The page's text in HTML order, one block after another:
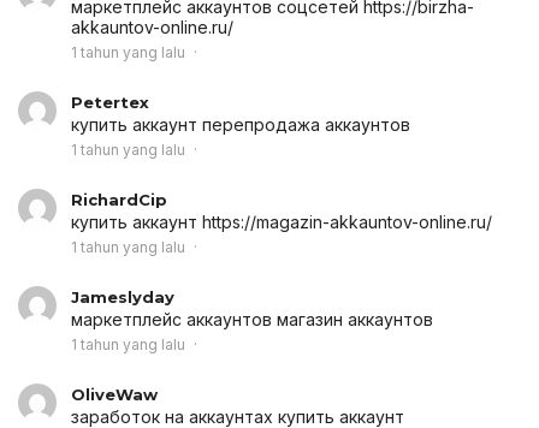
маркетплейс аккаунтов соцсетей https://birzha-
akkauntov-online.ru/
1 tahun yang lalu
Petertex
купить аккаунт перепродажа аккаунтов
1 tahun yang lalu
RichardCip
купить аккаунт https://magazin-akkauntov-online.ru/
1 tahun yang lalu
Jameslyday
маркетплейс аккаунтов магазин аккаунтов
1 tahun yang lalu
OliveWaw
заработок на аккаунтах купить аккаунт